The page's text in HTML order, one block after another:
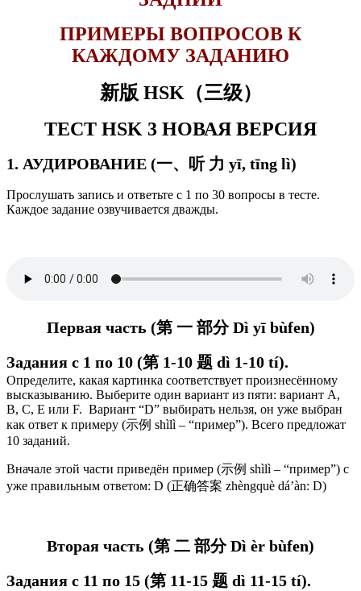
ПРИМЕРЫ ВОПРОСОВ К
КАЖДОМУ ЗАДАНИЮ
新版 HSK（三级）
ТЕСТ HSK 3 НОВАЯ ВЕРСИЯ
1. АУДИРОВАНИЕ (一、听 力 yī, tīng lì)
Прослушать запись и ответьте с 1 по 30 вопросы в тесте.
Каждое задание озвучивается дважды.
Первая часть (第 一 部分 Dì yī bùfen)
Задания с 1 по 10 (第 1-10 题 dì 1-10 tí).
Определите, какая картинка соответствует произнесённому
высказыванию. Выберите один вариант из пяти: вариант А,
В, С, E или F. Вариант “D” выбирать нельзя, он уже выбран
как ответ к примеру (示例 shìlì – “пример”). Всего предложат
10 заданий.
Вначале этой части приведён пример (示例 shìlì – “пример”) с
уже правильным ответом: D (正确答案 zhèngquè dá’àn: D)
Вторая часть (第 二 部分 Dì èr bùfen)
Задания с 11 по 15 (第 11-15 题 dì 11-15 tí).